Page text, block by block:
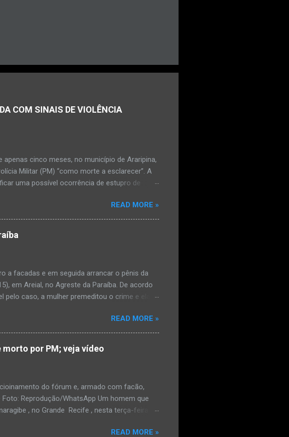
COM SINAIS DE VIOLÊNCIA
cinco meses, no município de Araripina,
Militar (PM) “como morte a esclarecer”. A
uma possível ocorrência de estupro de
pela equipe médica, a vítima estava
ruptura anal e vaginal. Os pais
(6), alguns sinais de mal-estar. Segundo
no estado de saúde, na segunda-feira pela
READ MORE »
a facadas e em seguida arrancar o pênis da
em Areial, no Agreste da Paraíba. De acordo
caso, a mulher premeditou o crime e ela
o crime, a suspeita também escreveu uma
carta ela pede para que o filho mais velho, fruto
com parentes da família. Ela já havia
facadas e cortar o pênis dele, a mulher ainda
READ MORE »
por PM; veja vídeo
do fórum e, armado com facão,
Reprodução/WhatsApp Um homem que
, no Grande Recife , nesta terça-feira
de armas, fez ameaças e tentou atingir oREAD MORE »